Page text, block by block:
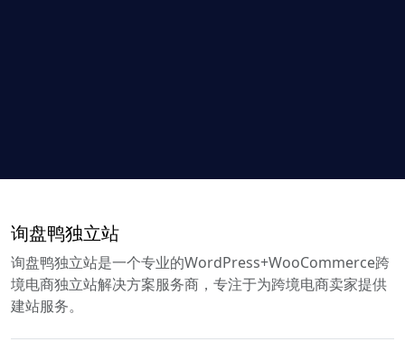
询盘鸭独立站
询盘鸭独立站是一个专业的WordPress+WooCommerce跨
境电商独立站解决方案服务商，专注于为跨境电商卖家提供
建站服务。